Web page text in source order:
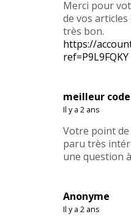
Merci pour
de vos
très bon.
https://
ref=P9L9FQKY
meilleur
Il y a 2 ans
Votre point
paru très
une question
Anonyme
Il y a 2 ans